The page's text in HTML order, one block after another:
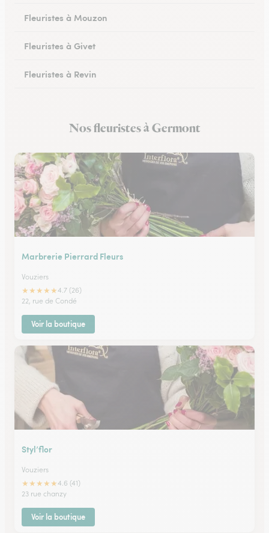
Fleuristes à Mouzon
Fleuristes à Givet
Fleuristes à Revin
Fleuristes à Signy-le-Petit
Nos fleuristes à Germont
Marbrerie Pierrard Fleurs
Vouziers
★★★★★4.7 (26)
22, rue de Condé
Voir la boutique
Styl’flor
Vouziers
★★★★★4.6 (41)
23 rue chanzy
Voir la boutique